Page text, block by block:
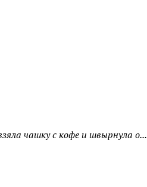
чашку с кофе и швырнула о...